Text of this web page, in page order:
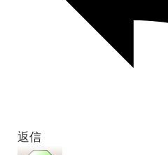
返信